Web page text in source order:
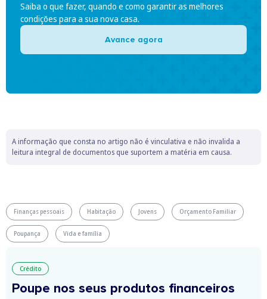
Saiba o que fazer, quando e como garantir as melhores
condições para a sua nova casa.
Avance agora
A informação que consta no artigo não é vinculativa e não invalida a
leitura integral de documentos que suportem a matéria em causa.
Finanças pessoais Habitação Jovens Orçamento Familiar
Poupança Vida e família
Crédito
Poupe nos seus produtos financeiros